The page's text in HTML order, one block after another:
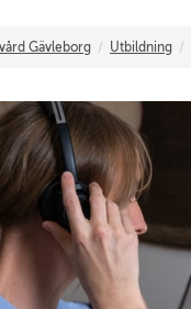
Gävleborg Utbildning